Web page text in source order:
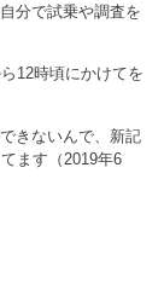
分で試乗や調査を
12時頃にかけてを
きないんで、新記
ます（2019年6